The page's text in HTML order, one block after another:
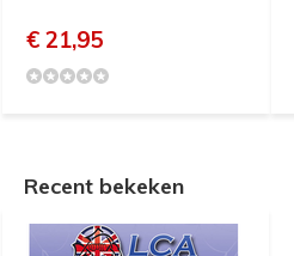
€ 21,95
Recent bekeken